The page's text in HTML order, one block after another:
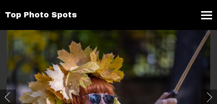
Top Photo Spots